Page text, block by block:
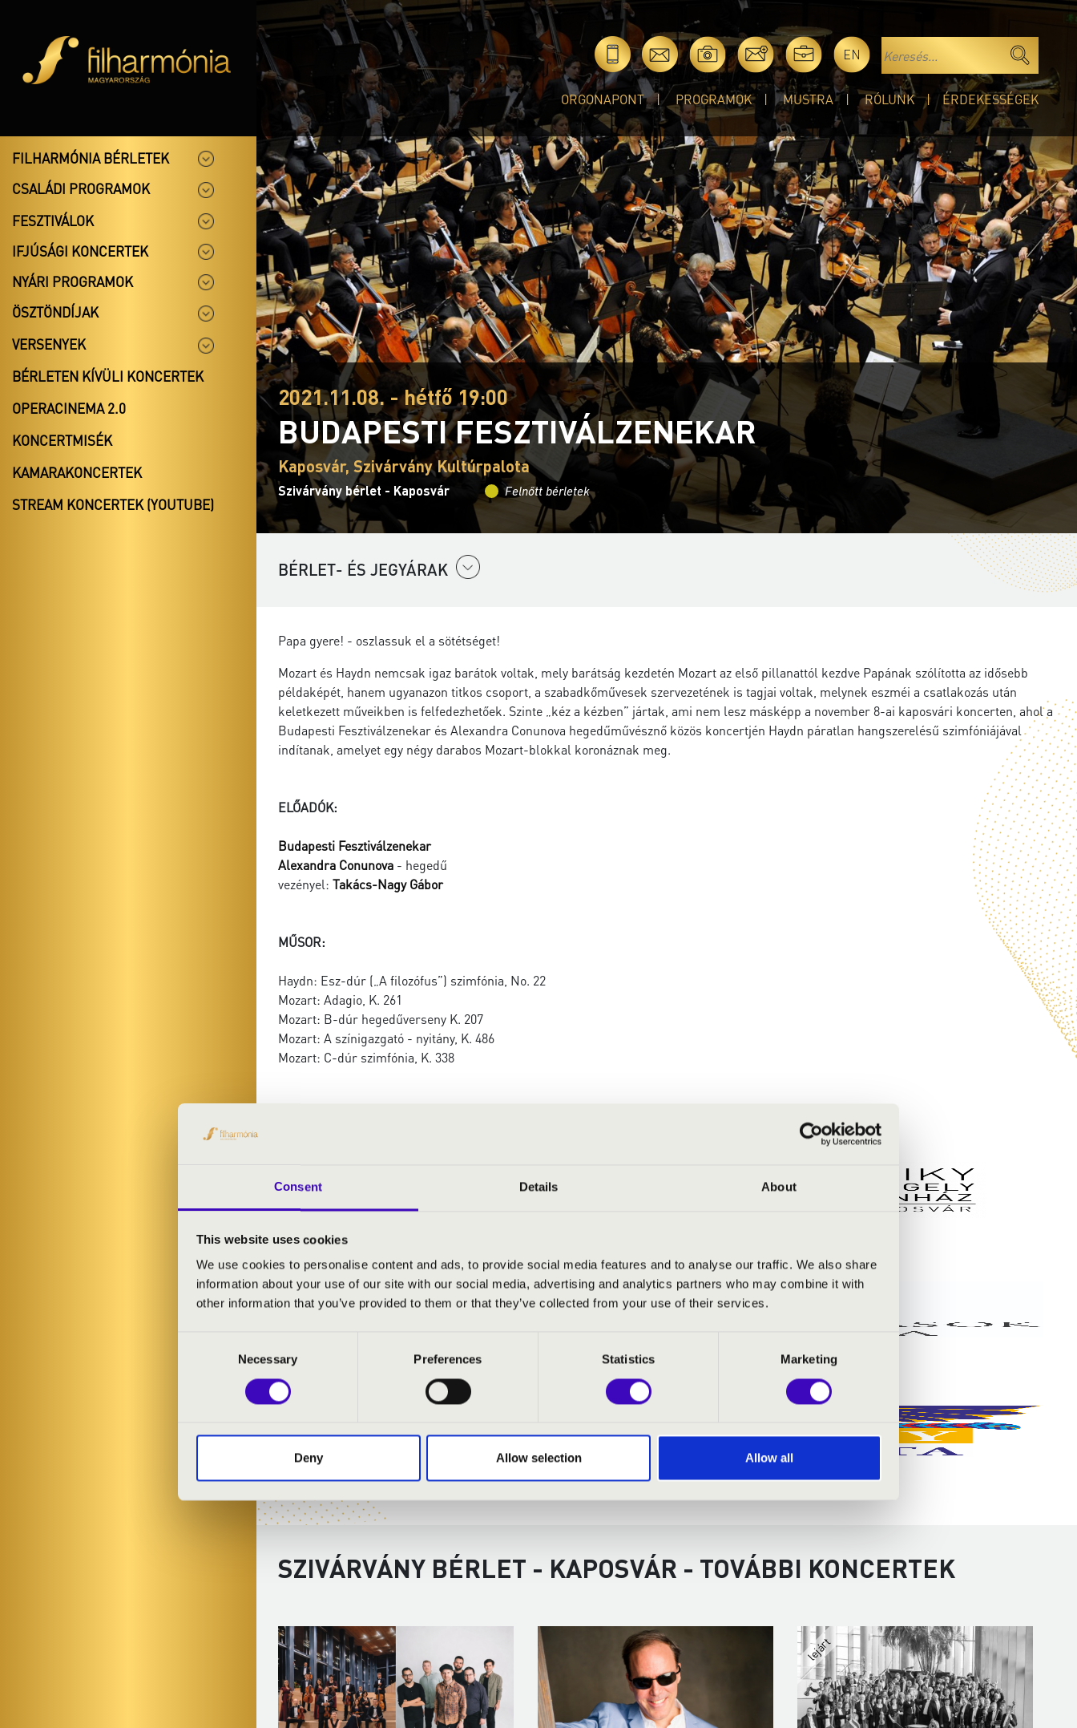
Consent Details About
This website uses cookies
We use cookies to personalise content and ads, to provide social media features and to analyse our traffic. We also share
information about your use of our site with our social media, advertising and analytics partners who may combine it with
other information that you’ve provided to them or that they’ve collected from your use of their services.
Necessary Preferences Statistics Marketing
Deny Allow selection Allow all
EN
ORGONAPONT PROGRAMOK MUSTRA RÓLUNK ÉRDEKESSÉGEK
FILHARMÓNIA BÉRLETEK
CSALÁDI PROGRAMOK
FESZTIVÁLOK
IFJÚSÁGI KONCERTEK
NYÁRI PROGRAMOK
ÖSZTÖNDÍJAK
VERSENYEK
BÉRLETEN KÍVÜLI KONCERTEK
OPERACINEMA 2.0
KONCERTMISÉK
KAMARAKONCERTEK
STREAM KONCERTEK (YOUTUBE)
2021.11.08. - hétfő 19:00
BUDAPESTI FESZTIVÁLZENEKAR
Kaposvár, Szivárvány Kultúrpalota
Szivárvány bérlet - Kaposvár Felnőtt bérletek
BÉRLET- ÉS JEGYÁRAK
Papa gyere! - oszlassuk el a sötétséget!
Mozart és Haydn nemcsak igaz barátok voltak, mely barátság kezdetén Mozart az első pillanattól kezdve Papának szólította az idősebb
példaképét, hanem ugyanazon titkos csoport, a szabadkőművesek szervezetének is tagjai voltak, melynek eszméi a csatlakozás után
keletkezett műveikben is felfedezhetőek. Szinte „kéz a kézben” jártak, ami nem lesz másképp a november 8-ai kaposvári koncerten, ahol a
Budapesti Fesztiválzenekar és Alexandra Conunova hegedűművésznő közös koncertjén Haydn páratlan hangszerelésű szimfóniájával
indítanak, amelyet egy négy darabos Mozart-blokkal koronáznak meg.
ELŐADÓK:
Budapesti Fesztiválzenekar
Alexandra Conunova - hegedű
vezényel: Takács-Nagy Gábor
MŰSOR:
Haydn: Esz-dúr („A filozófus”) szimfónia, No. 22
Mozart: Adagio, K. 261
Mozart: B-dúr hegedűverseny K. 207
Mozart: A színigazgató - nyitány, K. 486
Mozart: C-dúr szimfónia, K. 338
SZIVÁRVÁNY BÉRLET - KAPOSVÁR - TOVÁBBI KONCERTEK